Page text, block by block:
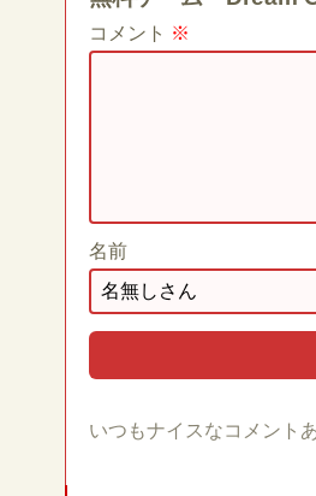
コメント ※
名前
いつもナイスなコメント